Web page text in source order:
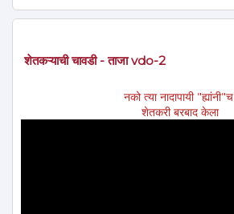
शेतकऱ्याची चावडी - ताजा vdo-2
नको त्या नादापायी "ह्यांनी"च
शेतकरी बरबाद केला